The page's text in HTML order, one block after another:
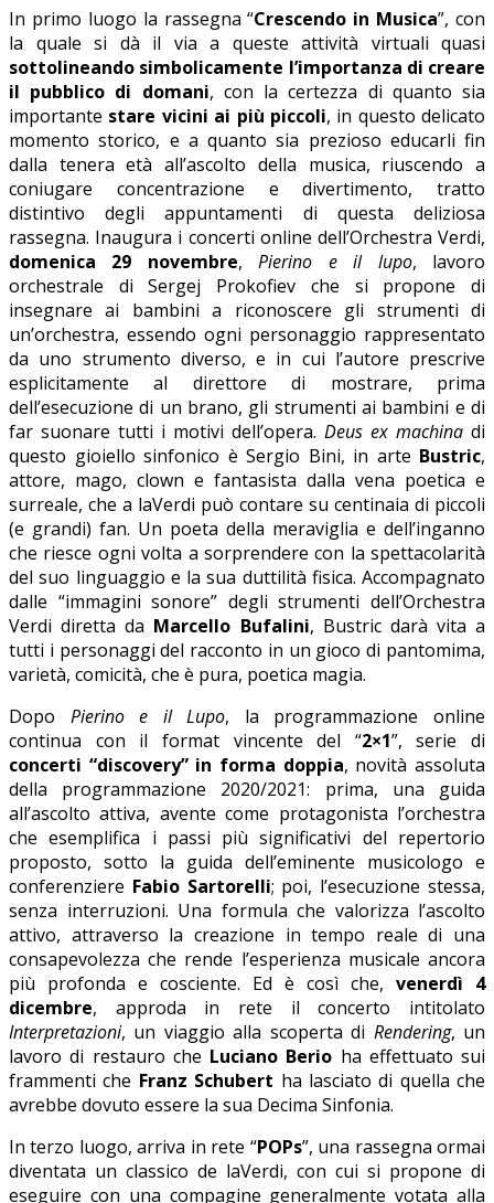
In primo luogo la rassegna “Crescendo in Musica”, con
la quale si dà il via a queste attività virtuali quasi
sottolineando simbolicamente l’importanza di creare
il pubblico di domani, con la certezza di quanto sia
importante stare vicini ai più piccoli, in questo delicato
momento storico, e a quanto sia prezioso educarli fin
dalla tenera età all’ascolto della musica, riuscendo a
coniugare concentrazione e divertimento, tratto
distintivo degli appuntamenti di questa deliziosa
rassegna. Inaugura i concerti online dell’Orchestra Verdi,
domenica 29 novembre,Pierino e il lupo, lavoro
orchestrale di Sergej Prokofiev che si propone di
insegnare ai bambini a riconoscere gli strumenti di
un’orchestra, essendo ogni personaggio rappresentato
da uno strumento diverso, e in cui l’autore prescrive
esplicitamente al direttore di mostrare, prima
dell’esecuzione di un brano, gli strumenti ai bambini e di
far suonare tutti i motivi dell’opera. Deus ex machina di
questo gioiello sinfonico è Sergio Bini, in arte Bustric,
attore, mago, clown e fantasista dalla vena poetica e
surreale, che a laVerdi può contare su centinaia di piccoli
(e grandi) fan. Un poeta della meraviglia e dell’inganno
che riesce ogni volta a sorprendere con la spettacolarità
del suo linguaggio e la sua duttilità fisica. Accompagnato
dalle “immagini sonore” degli strumenti dell’Orchestra
Verdi diretta da Marcello Bufalini, Bustric darà vita a
tutti i personaggi del racconto in un gioco di pantomima,
varietà, comicità, che è pura, poetica magia.
Dopo Pierino e il Lupo, la programmazione online
continua con il format vincente del “2×1”, serie di
concerti “discovery” in forma doppia, novità assoluta
della programmazione 2020/2021: prima, una guida
all’ascolto attiva, avente come protagonista l’orchestra
che esemplifica i passi più significativi del repertorio
proposto, sotto la guida dell’eminente musicologo e
conferenziere Fabio Sartorelli; poi, l’esecuzione stessa,
senza interruzioni. Una formula che valorizza l’ascolto
attivo, attraverso la creazione in tempo reale di una
consapevolezza che rende l’esperienza musicale ancora
più profonda e cosciente. Ed è così che, venerdì 4
dicembre, approda in rete il concerto intitolato
Interpretazioni, un viaggio alla scoperta di Rendering, un
lavoro di restauro che Luciano Berio ha effettuato sui
frammenti che Franz Schubert ha lasciato di quella che
avrebbe dovuto essere la sua Decima Sinfonia.
In terzo luogo, arriva in rete “POPs”, una rassegna ormai
diventata un classico de laVerdi, con cui si propone di
eseguire con una compagine generalmente votata alla